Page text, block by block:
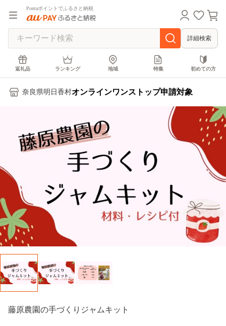
Pontaポイントでふるさと納税
詳細検索
返礼品 ランキング 地域 特集 初めての方
奈良県明日香村オンラインワンストップ申請対象
藤原農園の手づくりジャムキット